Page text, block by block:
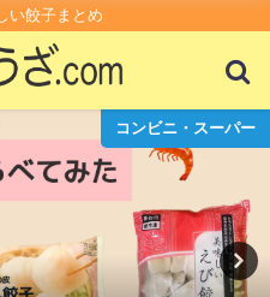
い餃子まとめ
外国の餃子